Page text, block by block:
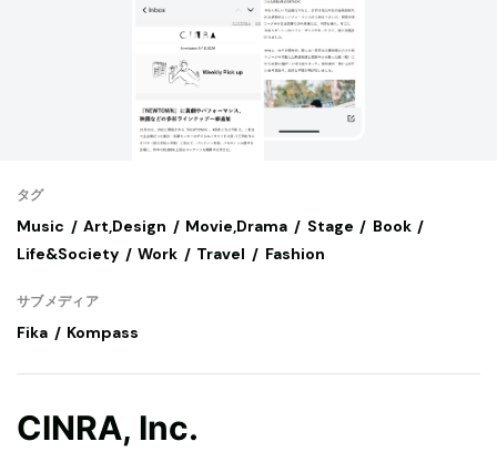
タグ
Music Art,Design Movie,Drama Stage
Book
Life&Society
Work Travel Fashion
サブメディア
Fika Kompass
CINRA, Inc.